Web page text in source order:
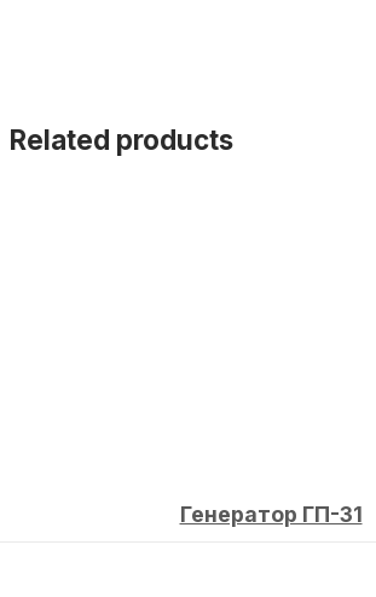
Related products
Генератор ГП-31